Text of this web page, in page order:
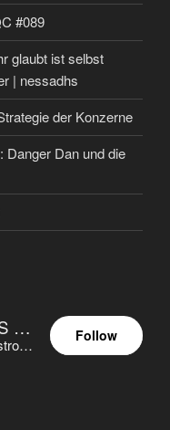
#089
glaubt ist selbst
| nessadhs
der Konzerne
Danger Dan und die
ASTROCOHORS EUNOIA ULTIMA
@astrocohors.eu@astrocohors.eu
Follow